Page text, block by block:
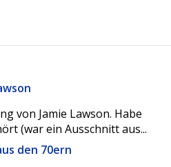
von Jamie Lawson. Habe
(war ein Ausschnitt aus...
den 70ern